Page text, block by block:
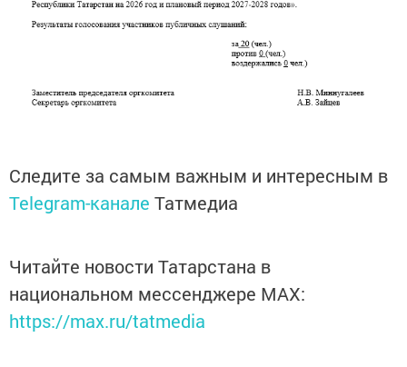
Следите за самым важным и интересным в
Telegram-канале Татмедиа
Читайте новости Татарстана в
национальном мессенджере MАХ:
https://max.ru/tatmedia